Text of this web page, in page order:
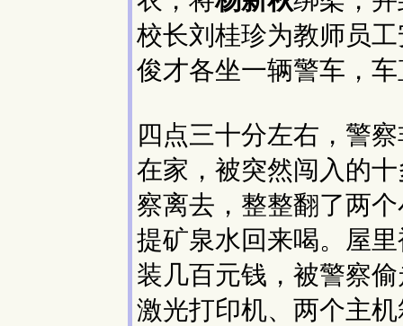
校长刘桂珍为教师员
俊才各坐一辆警车，
四点三十分左右，警
在家，被突然闯入的
察离去，整整翻了两
提矿泉水回来喝。屋
装几百元钱，被警察
激光打印机、两个主